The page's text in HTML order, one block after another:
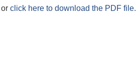
or click here to download the PDF file.